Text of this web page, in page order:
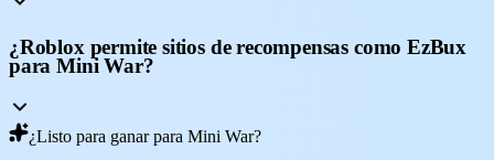
¿Roblox permite sitios de recompensas como EzBux
para Mini War?
¿Listo para ganar para Mini War?